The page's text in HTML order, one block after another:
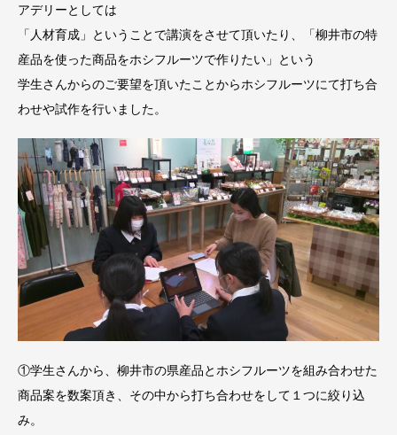
アデリーとしては
「人材育成」ということで講演をさせて頂いたり、「柳井市の特
産品を使った商品をホシフルーツで作りたい」という
学生さんからのご要望を頂いたことからホシフルーツにて打ち合
わせや試作を行いました。
①学生さんから、柳井市の県産品とホシフルーツを組み合わせた
商品案を数案頂き、その中から打ち合わせをして１つに絞り込
み。